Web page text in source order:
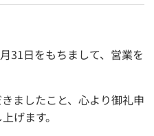
31日をもちまして、営業を
ましたこと、心より御礼申
げます。